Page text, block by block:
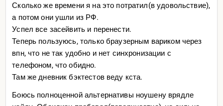
Сколько же времени я на это потратил(в удовольствие),
а потом они ушли из РФ.
Успел все засейвить и перенести.
Теперь пользуюсь, только браузерным вариком через
впн, что не так удобно и нет синхронизации с
телефоном, что обидно.
Там же дневник бэктестов веду кста.
Боюсь полноценной альтернативы ноушену врядле